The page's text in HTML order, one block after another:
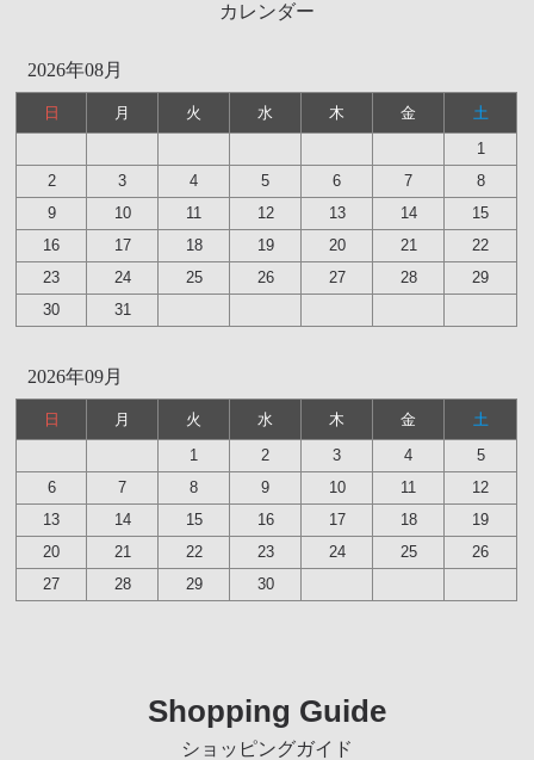
カレンダー
2026年08月
日 月 火 水 木 金
土
1
2
3 4 5 6 7
8
9
10 11 12 13 14
15
16
17 18 19 20 21
22
23
24 25 26 27 28
29
30
31
2026年09月
日 月 火 水 木 金
土
1
2 3 4
5
6
7 8 9 10 11
12
13
14 15 16 17 18
19
20
21 22 23 24 25
26
27
28 29 30
Shopping Guide
ショッピングガイド